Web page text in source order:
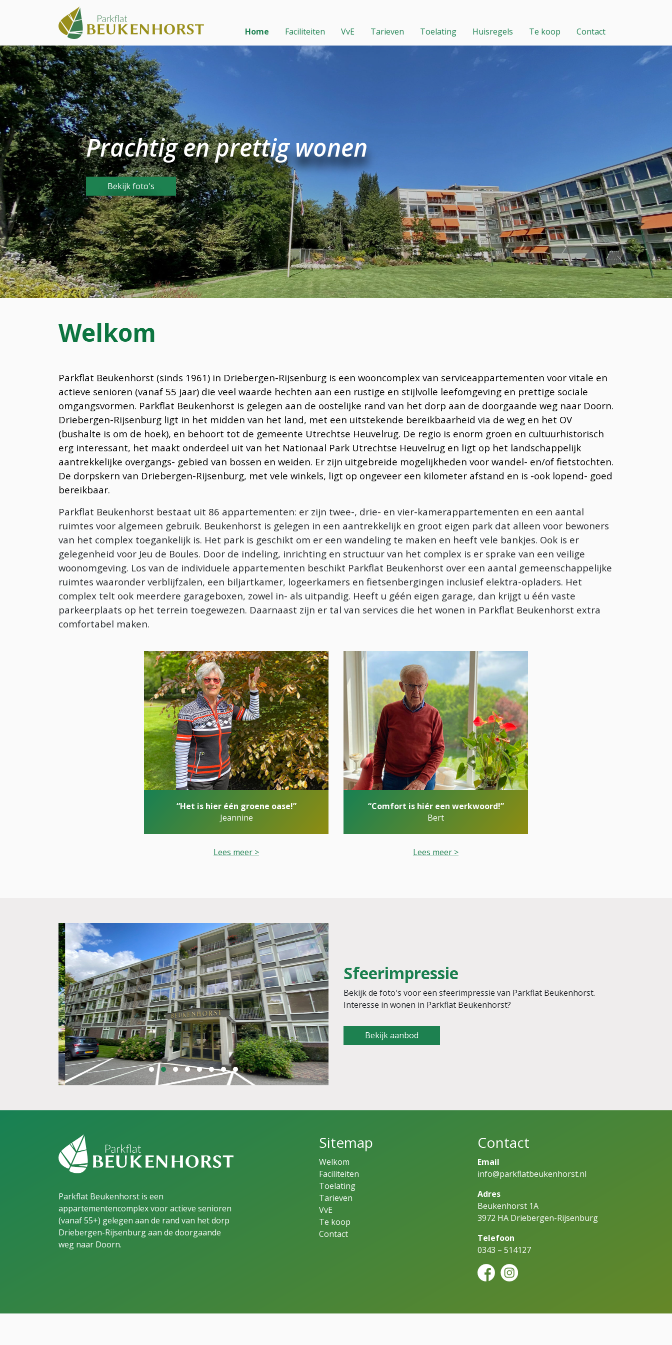
Home Faciliteiten VvE Tarieven Toelating Huisregels Te koop Contact
Prachtig en prettig wonen
Bekijk foto's
Welkom
Parkflat Beukenhorst (sinds 1961) in Driebergen-Rijsenburg is een wooncomplex van serviceappartementen voor vitale en
actieve senioren (vanaf 55 jaar) die veel waarde hechten aan een rustige en stijlvolle leefomgeving en prettige sociale
omgangsvormen. Parkflat Beukenhorst is gelegen aan de oostelijke rand van het dorp aan de doorgaande weg naar Doorn.
Driebergen-Rijsenburg ligt in het midden van het land, met een uitstekende bereikbaarheid via de weg en het OV
(bushalte is om de hoek), en behoort tot de gemeente Utrechtse Heuvelrug. De regio is enorm groen en cultuurhistorisch
erg interessant, het maakt onderdeel uit van het Nationaal Park Utrechtse Heuvelrug en ligt op het landschappelijk
aantrekkelijke overgangs- gebied van bossen en weiden. Er zijn uitgebreide mogelijkheden voor wandel- en/of fietstochten.
De dorpskern van Driebergen-Rijsenburg, met vele winkels, ligt op ongeveer een kilometer afstand en is -ook lopend- goed
bereikbaar.
Parkflat Beukenhorst bestaat uit 86 appartementen: er zijn twee-, drie- en vier-kamerappartementen en een aantal
ruimtes voor algemeen gebruik. Beukenhorst is gelegen in een aantrekkelijk en groot eigen park dat alleen voor bewoners
van het complex toegankelijk is. Het park is geschikt om er een wandeling te maken en heeft vele bankjes. Ook is er
gelegenheid voor Jeu de Boules. Door de indeling, inrichting en structuur van het complex is er sprake van een veilige
woonomgeving. Los van de individuele appartementen beschikt Parkflat Beukenhorst over een aantal gemeenschappelijke
ruimtes waaronder verblijfzalen, een biljartkamer, logeerkamers en fietsenbergingen inclusief elektra-opladers. Het
complex telt ook meerdere garageboxen, zowel in- als uitpandig. Heeft u géén eigen garage, dan krijgt u één vaste
parkeerplaats op het terrein toegewezen. Daarnaast zijn er tal van services die het wonen in Parkflat Beukenhorst extra
comfortabel maken.
“Het is hier één groene oase!”
Jeannine
Lees meer >
“Comfort is hiér een werkwoord!”
Bert
Lees meer >
Sfeerimpressie
Bekijk de foto's voor een sfeerimpressie van Parkflat Beukenhorst.
Interesse in wonen in Parkflat Beukenhorst?
Bekijk aanbod
Parkflat Beukenhorst is een
appartementencomplex voor actieve senioren
(vanaf 55+) gelegen aan de rand van het dorp
Driebergen-Rijsenburg aan de doorgaande
weg naar Doorn.
Sitemap
Welkom
Faciliteiten
Toelating
Tarieven
VvE
Te koop
Contact
Contact
Email
info@parkflatbeukenhorst.nl
Adres
Beukenhorst 1A
3972 HA Driebergen-Rijsenburg
Telefoon
0343 – 514127